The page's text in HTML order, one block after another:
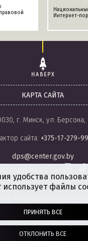
Интернет-
НАВЕРХ
КАРТА САЙТА
г. Минск, ул. Берсона,
сайта: +375-17-279-
dps@center.gov.by
Республики Беларусь, 2008-2026.
удобства
использует файлы
ПРИНЯТЬ ВСЕ
ОТКЛОНИТЬ ВСЕ